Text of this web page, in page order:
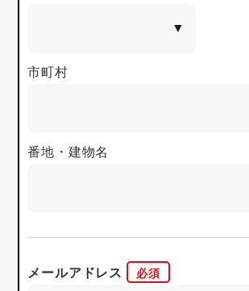
市町村
番地・建物名
メールアドレス